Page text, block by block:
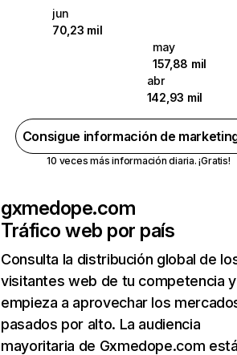
jun
70,23 mil
may
157,88 mil
abr
142,93 mil
Consigue información de
10 veces más información diaria. ¡Gratis!
gxmedope.com
Tráfico web por país
Consulta la distribución global de
visitantes web de tu competencia y
empieza a aprovechar los
pasados por alto. La audiencia
mayoritaria de Gxmedope.com